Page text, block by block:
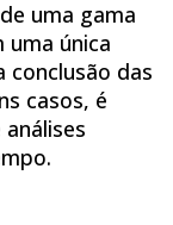
uma gama
uma única
conclusão das
casos, é